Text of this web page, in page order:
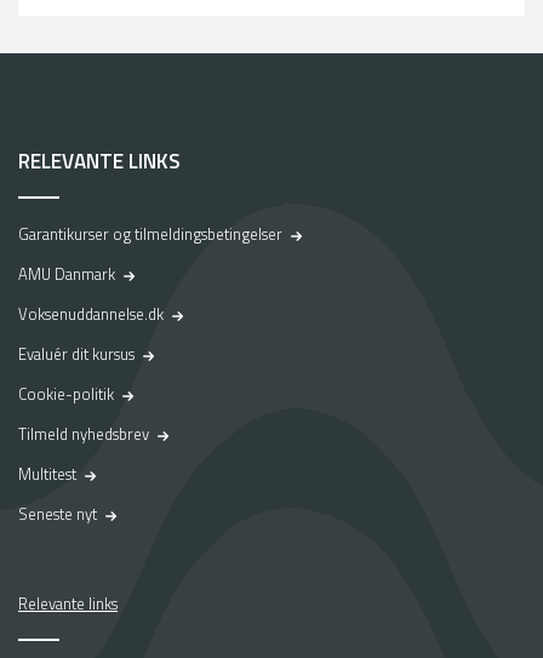
RELEVANTE LINKS
Garantikurser og tilmeldingsbetingelser
AMU Danmark
Voksenuddannelse.dk
Evaluér dit kursus
Cookie-politik
Tilmeld nyhedsbrev
Multitest
Seneste nyt
Relevante links